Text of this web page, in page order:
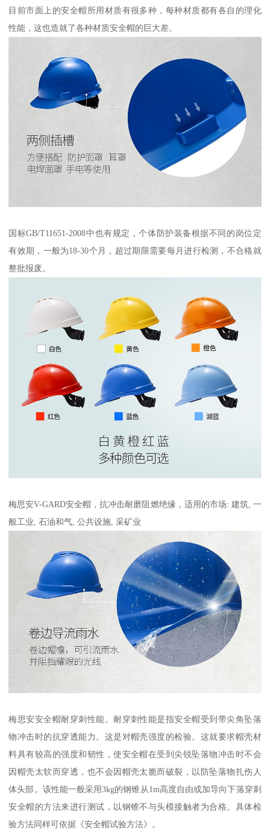
目前市面上的安全帽所用材质有很多种，每种材质都有各自的理化
性能，这也造就了各种材质安全帽的巨大差。
国标GB/T11651-2008中也有规定，个体防护装备根据不同的岗位定
有效期，一般为18-30个月，超过期限需要每月进行检测，不合格就
整批报废。
梅思安V-GARD安全帽，抗冲击耐磨阻燃绝缘，适用的市场: 建筑, 一
般工业, 石油和气, 公共设施, 采矿业
梅思安安全帽耐穿刺性能。耐穿刺性能是指安全帽受到带尖角坠落
物冲击时的抗穿透能力。这是对帽壳强度的检验。这就要求帽壳材
料具有较高的强度和韧性，使安全帽在受到尖锐坠落物冲击时不会
因帽壳太软而穿透，也不会因帽壳太脆而破裂，以防坠落物扎伤人
体头部。该性能一般采用3kg的钢锥从1m高度自由或加导向下落穿刺
安全帽的方法来进行测试，以钢锥不与头模接触者为合格。具体检
验方法同样可依据《安全帽试验方法》。